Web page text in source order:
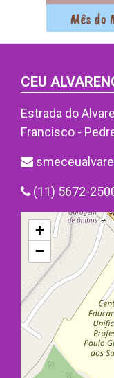
CEU
Estrada do
Francisco -
(11) 5672-
+
−